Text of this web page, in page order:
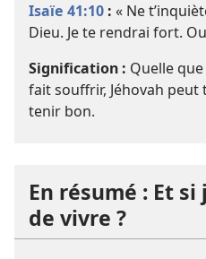
Isaïe 41:10 : « Ne
Dieu. Je te rendrai fort.
Signification : Quelle
fait souffrir, Jéhovah
tenir bon.
En résumé : Et si
de vivre ?